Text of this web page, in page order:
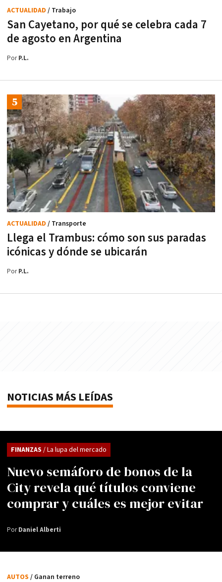
San Cayetano, por qué se celebra cada 7
de agosto en Argentina
ACTUALIDAD / Trabajo
PorP.L.
Llega el Trambus: cómo son sus paradas
icónicas y dónde se ubicarán
ACTUALIDAD / Transporte
PorP.L.
NOTICIAS MÁS LEÍDAS
Nuevo semáforo de bonos de la
City revela qué títulos conviene
comprar y cuáles es mejor evitar
FINANZAS / La lupa del mercado
PorDaniel Alberti
AUTOS / Ganan terreno